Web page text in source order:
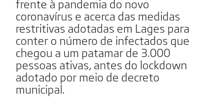
frente à pandemia do novo
coronavírus e acerca das medidas
restritivas adotadas em Lages para
conter o número de infectados que
chegou a um patamar de 3.000
pessoas ativas, antes do lockdown
adotado por meio de decreto
municipal.